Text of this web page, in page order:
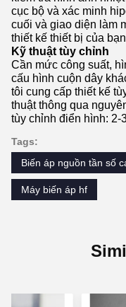
cục bộ và xác minh
cuối và giao diện làm
thiết kế thiết bị của
Kỹ thuật tùy chỉnh
Cần mức công suất,
cấu hình cuộn dây
tôi cung cấp thiết kế
thuật thông qua
tùy chỉnh điển hình: 2-
Tags:
Biến áp nguồn tần số
Máy biến áp hf